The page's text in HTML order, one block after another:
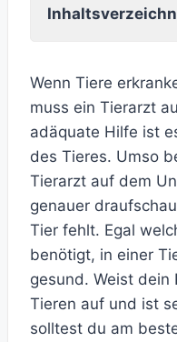
Wenn Tiere
muss ein Tierarzt
adäquate Hilfe ist
des Tieres. Umso
Tierarzt auf dem
genauer
Tier fehlt. Egal
benötigt, in einer
gesund. Weist dein
Tieren auf und ist
solltest du am